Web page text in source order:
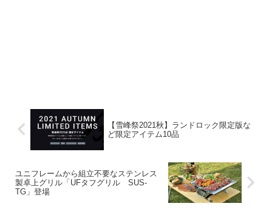
【雪峰祭2021秋】ランドロック限定版な
ど限定アイテム10品
ユニフレームから組立不要なステンレス
製卓上グリル「UFタフグリル SUS-
TG」登場